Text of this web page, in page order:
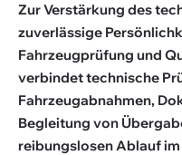
Zur Verstärkung des
zuverlässige
Fahrzeugprüfung und
verbindet technische
Fahrzeugabnahmen,
Begleitung von
reibungslosen Ablauf